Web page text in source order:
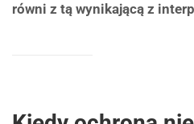
równi z tą wynikającą z